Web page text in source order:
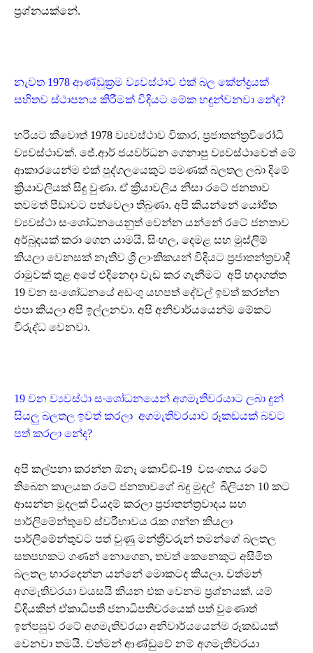
ප්‍රශ්නයක්නේ.
නැවත 1978 ආණ්ඩුක්‍රම ව්‍යවස්ථාව එක් බල කේන්ද්‍රයක්
සහිතව ස්ථාපනය කිරීමක් විදියට මේක හඳුන්වනවා නේද?
හරියට කීවොත් 1978 ව්‍යවස්ථාව විකාර, ප්‍රජාතන්ත්‍රවිරෝධි
ව්‍යවස්ථාවක්. ජේ.ආර් ජයවර්ධන ගෙනාපු ව්‍යවස්ථාවෙත් මේ
ආකාරයෙන්ම එක් පුද්ගලයෙකුට පමණක් බලතල ලබා දිමේ
ක්‍රියාවලියක් සිදු වුණා. ඒ ක්‍රියාවලිය නිසා රටේ ජනතාව
තවමත් පීඩාවට පත්වෙලා තිබුණා. අපි කියන්නේ යෝජිත
ව්‍යවස්ථා සංශෝධනයෙනුත් වෙන්න යන්නේ රටේ ජනතාව
අර්බුදයක් කරා ගෙන යාමයි. සිංහල, දෙමළ සහ මුස්ලිම්
කියලා වෙනසක් නැතිව ශ්‍රී ලාංකිකයන් විදියට ප්‍රජාතන්ත්‍රවාදී
රාමුවක් තුළ අපේ එදිනෙදා වැඩ කර ගැනීමට අපි හදාගත්ත
19 වන සංශෝධනයේ අඩංගු යහපත් දේවල් ඉවත් කරන්න
එපා කියලා අපි ඉල්ලනවා. අපි අනිවාර්යයෙන්ම මේකට
විරුද්ධ වෙනවා.
19 වන ව්‍යවස්ථා සංශෝධනයෙන් අගමැතිවරයාට ලබා දුන්
සියලු බලතල ඉවත් කරලා අගමැතිවරයාව රූකඩයක් බවට
පත් කරලා නේද?
අපි කල්පනා කරන්න ඕනෑ කොවිඞ්-19 වසංගතය රටේ
තිබෙන කාලයක රටේ ජනතාවගේ බදු මුදල් බිලියන 10 කට
ආසන්න මුදලක් වියදම් කරලා ප්‍රජාතන්ත්‍රවාදය සහ
පාර්ලිමේන්තුවේ ස්වරීභාවය රැක ගන්න කියලා
පාර්ලිමේන්තුවට පත් වුණු මන්ත්‍රීවරුන් තමන්ගේ බලතල
සතපහකට ගණන් නොගෙන, තවත් කෙනෙකුට අසීමිත
බලතල භාරදෙන්න යන්නේ මොකටද කියලා. වත්මන්
අගමැතිවරයා වයසයි කියන එක වෙනම ප්‍රශ්නයක්. යම්
විදියකින් ඒකාධිපති ජනාධිපතිවරයෙක් පත් වුණොත්
ඉන්පසුව රටේ අගමැතිවරයා අනිවාර්යයෙන්ම රූකඩයක්
වෙනවා තමයි. වත්මන් ආණ්ඩුවේ නම් අගමැතිවරයා